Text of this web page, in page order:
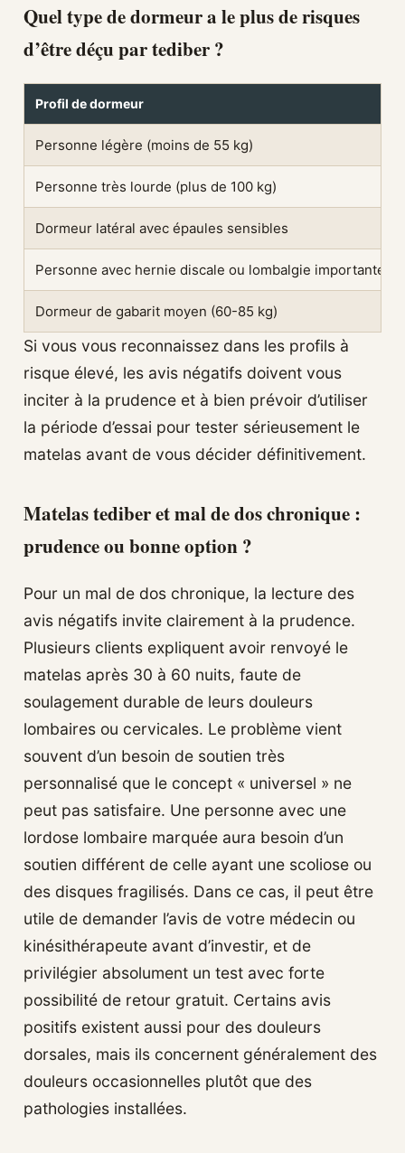
Quel type de dormeur a le plus de risques
d’être déçu par tediber ?
Profil de dormeur
Personne légère (moins de 55 kg)
Personne très lourde (plus de 100 kg)
Dormeur latéral avec épaules sensibles
Personne avec hernie discale ou lombalgie importante
Dormeur de gabarit moyen (60-85 kg)
Si vous vous reconnaissez dans les profils à
risque élevé, les avis négatifs doivent vous
inciter à la prudence et à bien prévoir d’utiliser
la période d’essai pour tester sérieusement le
matelas avant de vous décider définitivement.
Matelas tediber et mal de dos chronique :
prudence ou bonne option ?
Pour un mal de dos chronique, la lecture des
avis négatifs invite clairement à la prudence.
Plusieurs clients expliquent avoir renvoyé le
matelas après 30 à 60 nuits, faute de
soulagement durable de leurs douleurs
lombaires ou cervicales. Le problème vient
souvent d’un besoin de soutien très
personnalisé que le concept « universel » ne
peut pas satisfaire. Une personne avec une
lordose lombaire marquée aura besoin d’un
soutien différent de celle ayant une scoliose ou
des disques fragilisés. Dans ce cas, il peut être
utile de demander l’avis de votre médecin ou
kinésithérapeute avant d’investir, et de
privilégier absolument un test avec forte
possibilité de retour gratuit. Certains avis
positifs existent aussi pour des douleurs
dorsales, mais ils concernent généralement des
douleurs occasionnelles plutôt que des
pathologies installées.